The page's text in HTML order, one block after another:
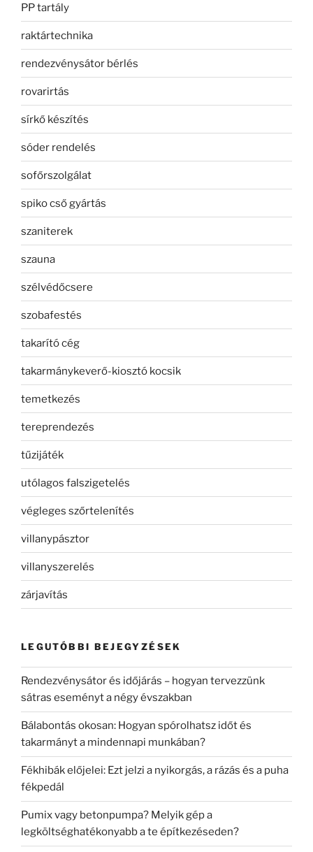
PP tartály
raktártechnika
rendezvénysátor bérlés
rovarirtás
sírkő készítés
sóder rendelés
sofőrszolgálat
spiko cső gyártás
szaniterek
szauna
szélvédőcsere
szobafestés
takarító cég
takarmánykeverő-kiosztó kocsik
temetkezés
tereprendezés
tűzijáték
utólagos falszigetelés
végleges szőrtelenítés
villanypásztor
villanyszerelés
zárjavítás
LEGUTÓBBI BEJEGYZÉSEK
Rendezvénysátor és időjárás – hogyan tervezzünk
sátras eseményt a négy évszakban
Bálabontás okosan: Hogyan spórolhatsz időt és
takarmányt a mindennapi munkában?
Fékhibák előjelei: Ezt jelzi a nyikorgás, a rázás és a puha
fékpedál
Pumix vagy betonpumpa? Melyik gép a
legköltséghatékonyabb a te építkezéseden?